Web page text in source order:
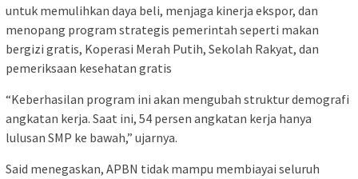
untuk memulihkan daya beli, menjaga kinerja ekspor, dan
menopang program strategis pemerintah seperti makan
bergizi gratis, Koperasi Merah Putih, Sekolah Rakyat, dan
pemeriksaan kesehatan gratis
“Keberhasilan program ini akan mengubah struktur demografi
angkatan kerja. Saat ini, 54 persen angkatan kerja hanya
lulusan SMP ke bawah,” ujarnya.
Said menegaskan, APBN tidak mampu membiayai seluruh